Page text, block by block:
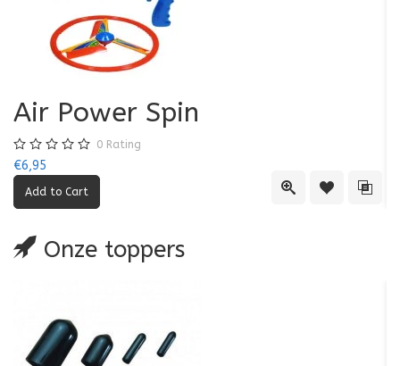
Quick ViewAdd to Add
Air Power Spin
0 Rating
€6,95
Onze toppers